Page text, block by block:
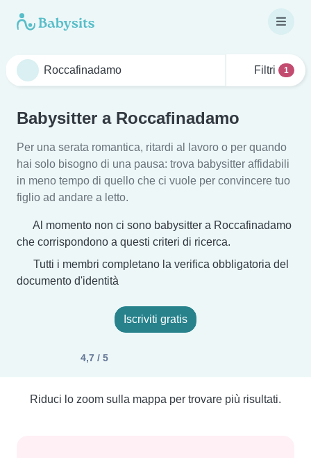
Filtri 1
Babysitter a Roccafinadamo
Per una serata romantica, ritardi al lavoro o per quando
hai solo bisogno di una pausa: trova babysitter affidabili
in meno tempo di quello che ci vuole per convincere tuo
figlio ad andare a letto.
Al momento non ci sono babysitter a Roccafinadamo
che corrispondono a questi criteri di ricerca.
Tutti i membri completano la verifica obbligatoria del
documento d'identità
Iscriviti gratis
4,7 / 5
Riduci lo zoom sulla mappa per trovare più risultati.